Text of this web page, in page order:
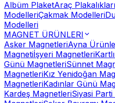
Albüm PlaketAraç Plakalıkları
ModelleriÇakmak Modelleri
Modelleri
MAGNET ÜRÜNLERI
Asker MagnetleriAyna
Magnetiİşyeri Magnetleri
Günü MagnetleriSünnet
MagnetleriKız Yenidoğan
MagnetleriKadınlar Günü
Kardeş MagnetleriSiyasi